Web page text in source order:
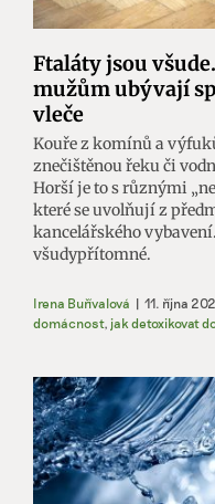
Ftaláty jsou
mužům ubývají
vleče
Kouře z komínů a
znečištěnou řeku či
Horší je to s různými
které se uvolňují z
kancelářského
všudypřítomné.
Irena Buřívalová | 11. října
domácnost, jak detoxikovat